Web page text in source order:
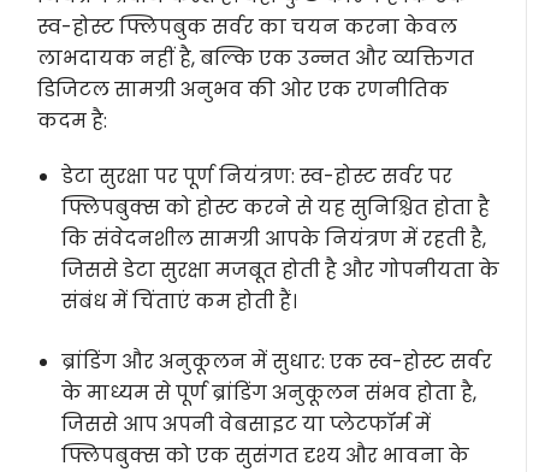
स्व-होस्ट फ्लिपबुक सर्वर का चयन करना केवल
लाभदायक नहीं है, बल्कि एक उन्नत और व्यक्तिगत
डिजिटल सामग्री अनुभव की ओर एक रणनीतिक
कदम है:
डेटा सुरक्षा पर पूर्ण नियंत्रण: स्व-होस्ट सर्वर पर
फ्लिपबुक्स को होस्ट करने से यह सुनिश्चित होता है
कि संवेदनशील सामग्री आपके नियंत्रण में रहती है,
जिससे डेटा सुरक्षा मजबूत होती है और गोपनीयता के
संबंध में चिंताएं कम होती हैं।
ब्रांडिंग और अनुकूलन में सुधार: एक स्व-होस्ट सर्वर
के माध्यम से पूर्ण ब्रांडिंग अनुकूलन संभव होता है,
जिससे आप अपनी वेबसाइट या प्लेटफॉर्म में
फ्लिपबुक्स को एक सुसंगत दृश्य और भावना के